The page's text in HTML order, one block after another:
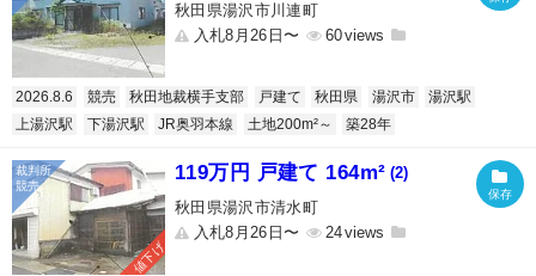
秋田県湯沢市川連町
入札8月26日〜
60
2026.8.6 競売 秋田地裁横手支部 戸建て 秋田県 湯沢市
湯沢駅
上湯沢駅
下湯沢駅 JR奥羽本線 土地200m²～ 築28年
値下げ
119万円 戸建て 164m² (2)
秋田県湯沢市清水町
入札8月26日〜
24